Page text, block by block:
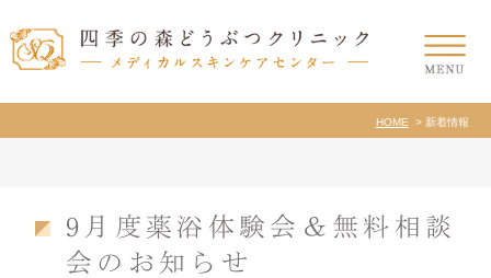
HOME 新着情報
9月度薬浴体験会＆無料相談
会のお知らせ